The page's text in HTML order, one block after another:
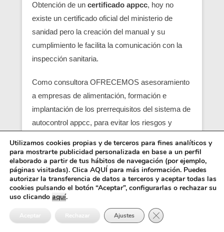
Obtención de un certificado appcc, hoy no
existe un certificado oficial del ministerio de
sanidad pero la creación del manual y su
cumplimiento le facilita la comunicación con la
inspección sanitaria.
Como consultora OFRECEMOS asesoramiento
a empresas de alimentación, formación e
implantación de los prerrequisitos del sistema de
autocontrol appcc, para evitar los riesgos y
localizando en su empresa los pcc (puntos
críticos) y obtener un servicio con una correcta
seguridad alimentaria.
Entre los requisitos está el control y el análisis de
cada punto crítico, junto con el registro sanitario,
Utilizamos cookies propias y de terceros para fines analíticos y
para mostrarte publicidad personalizada en base a un perfil
elaborado a partir de tus hábitos de navegación (por ejemplo,
páginas visitadas). Clica AQUÍ para más información. Puedes
autorizar la transferencia de datos a terceros y aceptar todas las
cookies pulsando el botón “Aceptar”, configurarlas o rechazar su
uso clicando aquí.
Aceptar Rechazar Ajustes Cerrar el banner de